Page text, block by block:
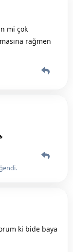
mi çok
rağmen
.
ki bide baya